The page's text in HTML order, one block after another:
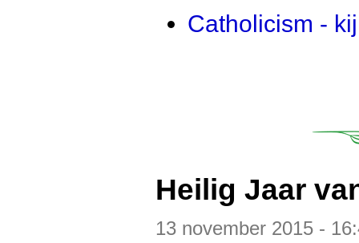
Catholicism -
Heilig Jaar
13 november 2015 -